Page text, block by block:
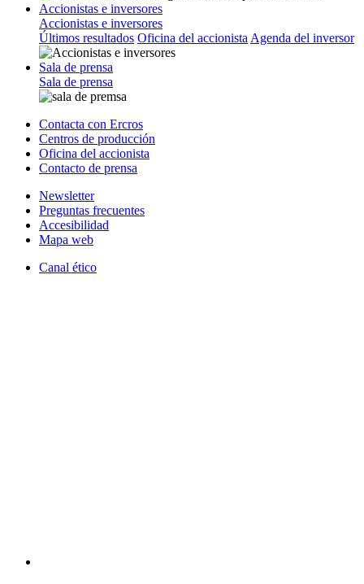
Accionistas e inversores
Accionistas e inversores
Últimos resultados Oficina del accionista Agenda del inversor
Sala de prensa
Sala de prensa
Contacta con Ercros
Centros de producción
Oficina del accionista
Contacto de prensa
Newsletter
Preguntas frecuentes
Accesibilidad
Mapa web
Canal ético